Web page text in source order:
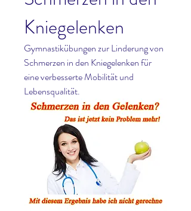
Kniegelenken
Gymnastikübungen zur Linderung von
Schmerzen in den Kniegelenken für
eine verbesserte Mobilität und
Lebensqualität.